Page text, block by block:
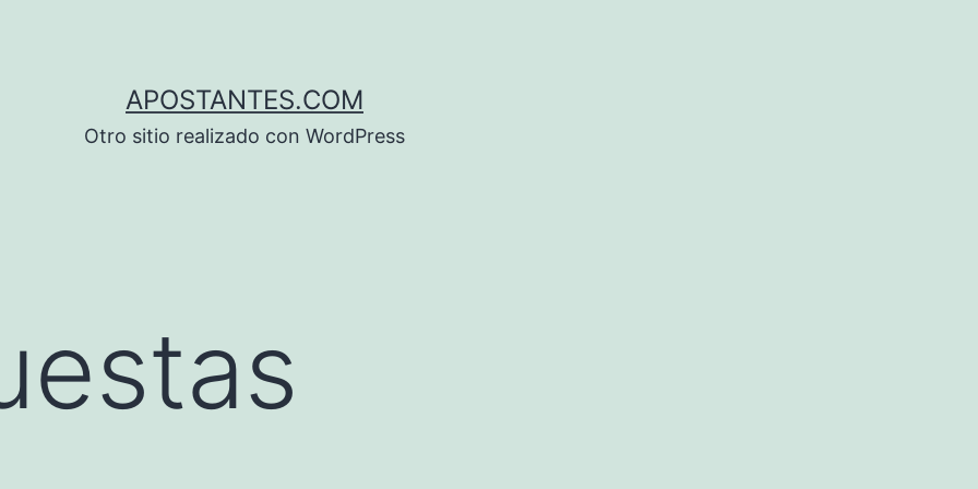
APOSTANTES.COM
Otro sitio realizado con WordPress